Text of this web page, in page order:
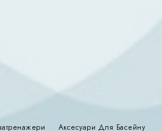
Аксесуари Для Басейну